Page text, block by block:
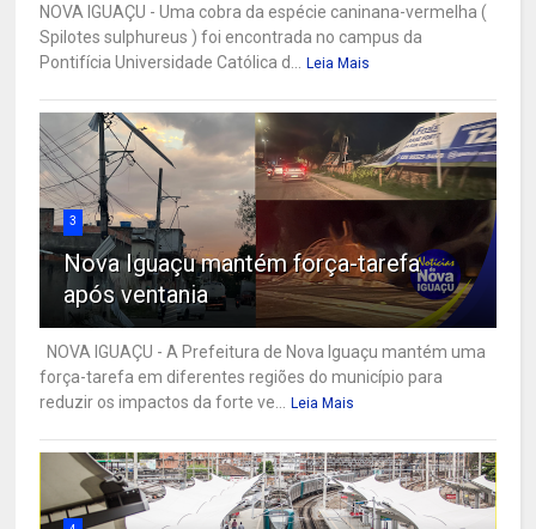
NOVA IGUAÇU - Uma cobra da espécie caninana-vermelha (
Spilotes sulphureus ) foi encontrada no campus da
Pontifícia Universidade Católica d... Leia Mais
3
Nova Iguaçu mantém força-tarefa
após ventania
NOVA IGUAÇU - A Prefeitura de Nova Iguaçu mantém uma
força-tarefa em diferentes regiões do município para
reduzir os impactos da forte ve... Leia Mais